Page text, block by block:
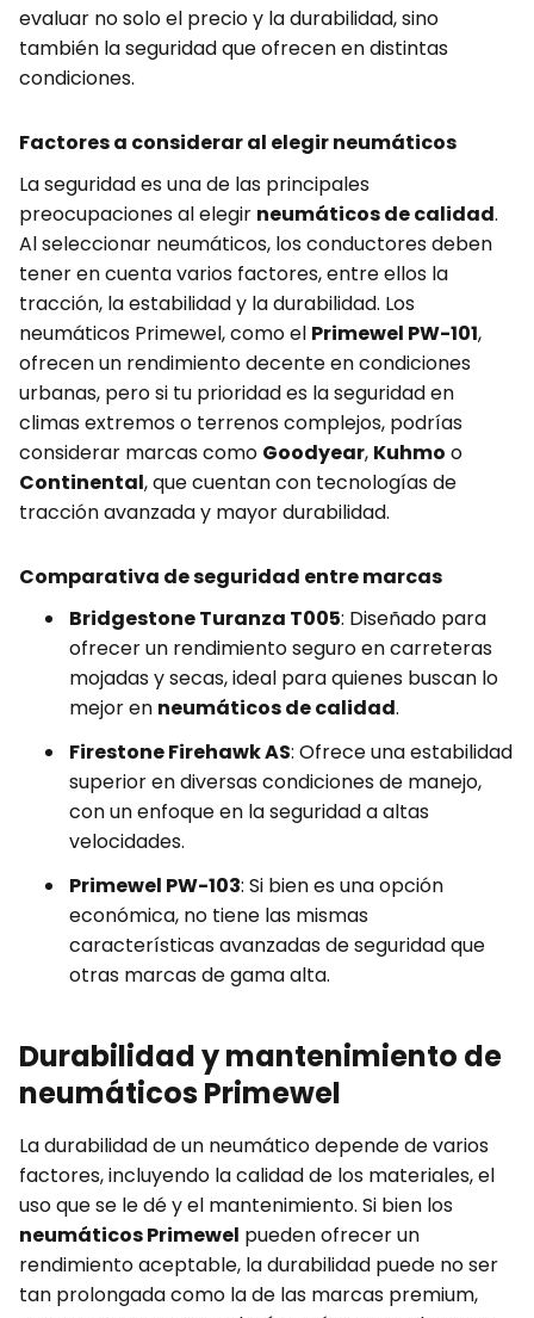
evaluar no solo el precio y la durabilidad, sino
también la seguridad que ofrecen en distintas
condiciones.
Factores a considerar al elegir neumáticos
La seguridad es una de las principales
preocupaciones al elegir neumáticos de calidad.
Al seleccionar neumáticos, los conductores deben
tener en cuenta varios factores, entre ellos la
tracción, la estabilidad y la durabilidad. Los
neumáticos Primewel, como el Primewel PW-101,
ofrecen un rendimiento decente en condiciones
urbanas, pero si tu prioridad es la seguridad en
climas extremos o terrenos complejos, podrías
considerar marcas como Goodyear, Kuhmo o
Continental, que cuentan con tecnologías de
tracción avanzada y mayor durabilidad.
Comparativa de seguridad entre marcas
Bridgestone Turanza T005: Diseñado para
ofrecer un rendimiento seguro en carreteras
mojadas y secas, ideal para quienes buscan lo
mejor en neumáticos de calidad.
Firestone Firehawk AS: Ofrece una estabilidad
superior en diversas condiciones de manejo,
con un enfoque en la seguridad a altas
velocidades.
Primewel PW-103: Si bien es una opción
económica, no tiene las mismas
características avanzadas de seguridad que
otras marcas de gama alta.
Durabilidad y mantenimiento de
neumáticos Primewel
La durabilidad de un neumático depende de varios
factores, incluyendo la calidad de los materiales, el
uso que se le dé y el mantenimiento. Si bien los
neumáticos Primewel pueden ofrecer un
rendimiento aceptable, la durabilidad puede no ser
tan prolongada como la de las marcas premium,